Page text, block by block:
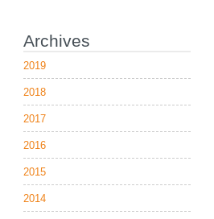
Archives
2019
2018
2017
2016
2015
2014